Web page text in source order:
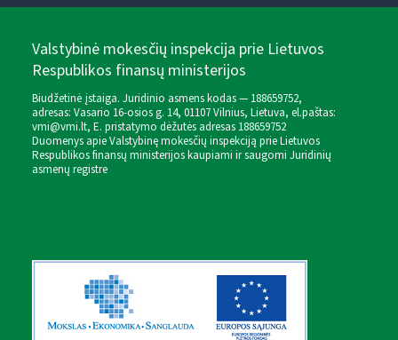
Valstybinė mokesčių inspekcija prie Lietuvos
Respublikos finansų ministerijos
Biudžetinė įstaiga. Juridinio asmens kodas — 188659752,
adresas: Vasario 16-osios g. 14, 01107 Vilnius, Lietuva, el.paštas:
vmi@vmi.lt, E. pristatymo dėžutės adresas 188659752
Duomenys apie Valstybinę mokesčių inspekciją prie Lietuvos
Respublikos finansų ministerijos kaupiami ir saugomi Juridinių
asmenų registre